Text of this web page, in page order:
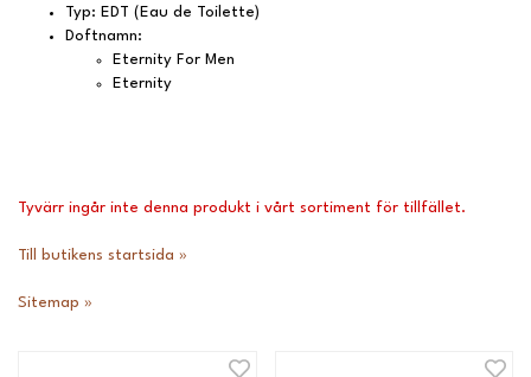
Typ: EDT (Eau de Toilette)
Doftnamn:
Eternity For Men
Eternity
Tyvärr ingår inte denna produkt i vårt sortiment för tillfället.
Till butikens startsida »
Sitemap »